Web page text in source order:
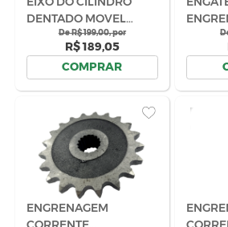
FACA COLHEDORAS
CÓD 02.046636R
De R$ 15,00, por
R$ 14,25
COMPRAR